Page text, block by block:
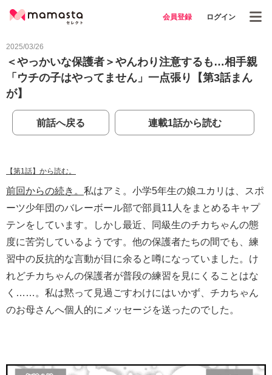
会員登録 ログイン
2025/03/26
＜やっかいな保護者＞やんわり注意するも…相手親
「ウチの子はやってません」一点張り【第3話まん
が】
前話へ戻る 連載1話から読む
【第1話】から読む。
前回からの続き。 私はアミ。小学5年生の娘ユカリは、スポ
ーツ少年団のバレーボール部で部員11人をまとめるキャプ
テンをしています。しかし最近、同級生のチカちゃんの態
度に苦労しているようです。他の保護者たちの間でも、練
習中の反抗的な言動が目に余ると噂になっていました。け
れどチカちゃんの保護者が普段の練習を見にくることはな
く……。私は黙って見過ごすわけにはいかず、チカちゃん
のお母さんへ個人的にメッセージを送ったのでした。